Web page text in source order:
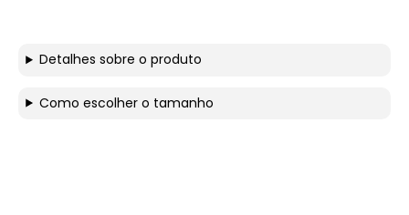
Detalhes sobre o produto
Como escolher o tamanho